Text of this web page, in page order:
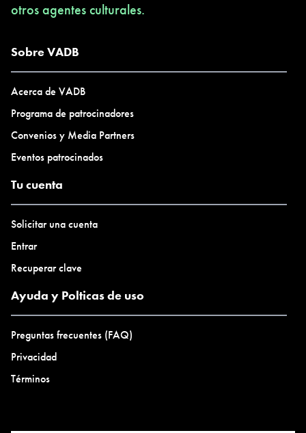
otros agentes culturales.
Sobre VADB
Acerca de VADB
Programa de patrocinadores
Convenios y Media Partners
Eventos patrocinados
Tu cuenta
Solicitar una cuenta
Entrar
Recuperar clave
Ayuda y Polticas de uso
Preguntas frecuentes (FAQ)
Privacidad
Términos